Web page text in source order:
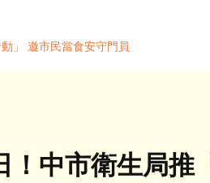
」 邀市民當食安守門員
！中市衛生局推